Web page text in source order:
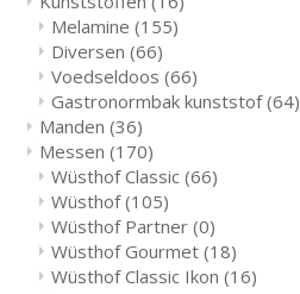
Melamine (155)
Diversen (66)
Voedseldoos (66)
Gastronormbak kunststof(64)
Manden (36)
Messen (170)
Wüsthof Classic (66)
Wüsthof(105)
Wüsthof Partner (0)
Wüsthof Gourmet (18)
Wüsthof Classic Ikon (16)